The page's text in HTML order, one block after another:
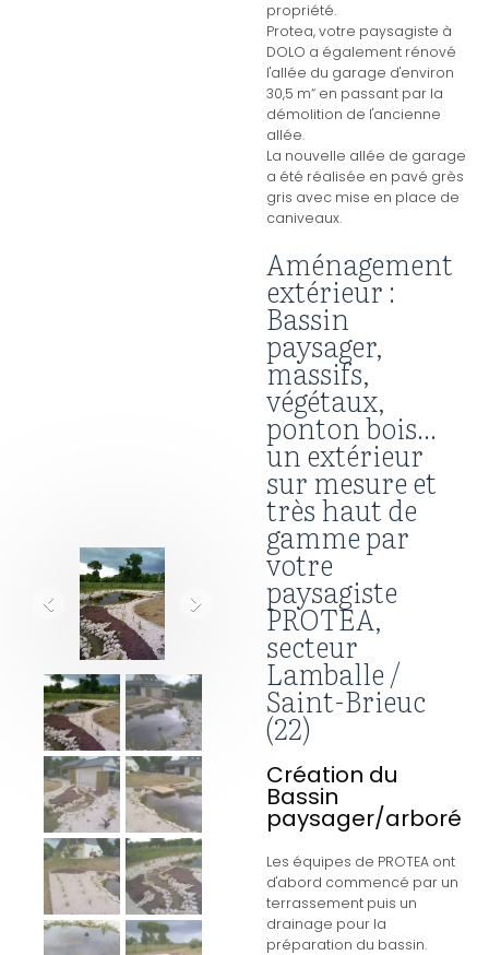
propriété.
Protea, votre paysagiste à
DOLO a également rénové
l'allée du garage d'environ
30,5 m“ en passant par la
démolition de l'ancienne
allée.
La nouvelle allée de garage
a été réalisée en pavé grès
gris avec mise en place de
caniveaux.
Aménagement
extérieur :
Bassin
paysager,
massifs,
végétaux,
ponton bois...
un extérieur
sur mesure et
très haut de
gamme par
votre
paysagiste
PROTEA,
secteur
Lamballe /
Saint-Brieuc
(22)
Création du
Bassin
paysager/arboré
Les équipes de PROTEA ont
d'abord commencé par un
terrassement puis un
drainage pour la
préparation du bassin.